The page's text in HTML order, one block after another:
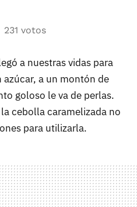
231 votos
a nuestras vidas para
azúcar, a un montón de
goloso le va de perlas.
cebolla caramelizada no
para utilizarla.